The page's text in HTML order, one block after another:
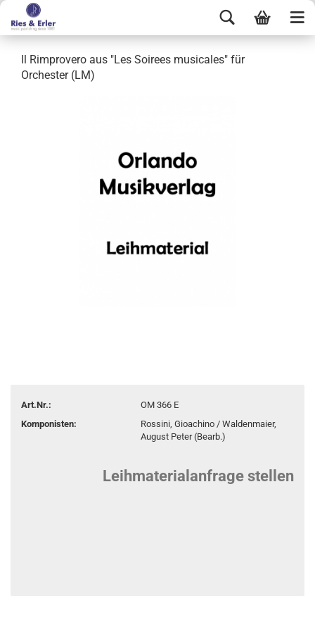
Il Rimprovero aus "Les Soirees musicales" für
Orchester (LM)
Art.Nr.:
OM 366 E
Komponisten:
Rossini, Gioachino / Waldenmaier,
August Peter (Bearb.)
Leihmaterialanfrage stellen